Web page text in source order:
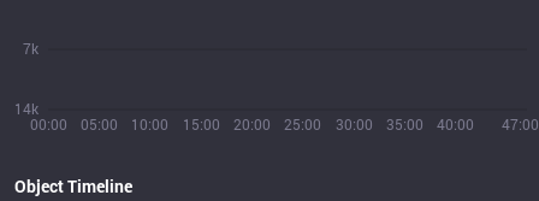
00:00 05:00 10:00 15:00 20:00 25:00 30:00 35:00 40:00 47:00
14k
7k
Object Timeline